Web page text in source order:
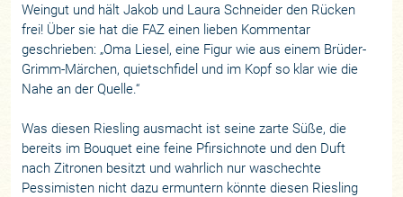
Weingut und hält Jakob und Laura Schneider den Rücken
frei! Über sie hat die FAZ einen lieben Kommentar
geschrieben: „Oma Liesel, eine Figur wie aus einem Brüder-
Grimm-Märchen, quietschfidel und im Kopf so klar wie die
Nahe an der Quelle.“
Was diesen Riesling ausmacht ist seine zarte Süße, die
bereits im Bouquet eine feine Pfirsichnote und den Duft
nach Zitronen besitzt und wahrlich nur waschechte
Pessimisten nicht dazu ermuntern könnte diesen Riesling